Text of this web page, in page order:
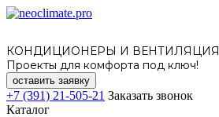
КОНДИЦИОНЕРЫ И ВЕНТИЛЯЦИЯ
Проекты для комфорта под ключ!
оставить заявку
+7 (391) 21-505-21 Заказать звонок
Каталог